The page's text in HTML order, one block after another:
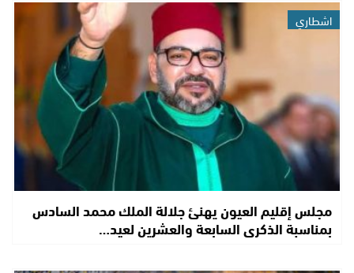
اشطاري
مجلس إقليم العيون يهنئ جلالة الملك محمد السادس
بمناسبة الذكرى السابعة والعشرين لعيد…